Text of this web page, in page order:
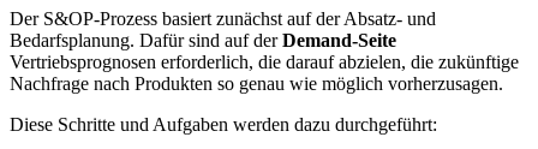
Der S&OP-Prozess basiert zunächst auf der Absatz- und
Bedarfsplanung. Dafür sind auf derDemand-Seite
Vertriebsprognosen erforderlich, die darauf abzielen, die zukünftige
Nachfrage nach Produkten so genau wie möglich vorherzusagen.
Diese Schritte und Aufgaben werden dazu durchgeführt: